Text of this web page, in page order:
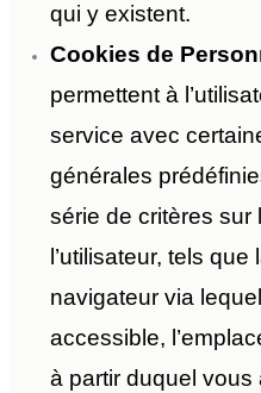
qui y existent.
Cookies de
permettent à
service avec
générales
série de critères sur
l’utilisateur, tels
navigateur via
accessible,
à partir duquel